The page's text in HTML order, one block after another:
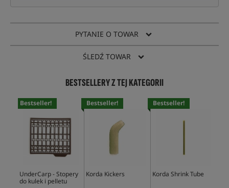
PYTANIE O TOWAR
ŚLEDŹ TOWAR
BESTSELLERY Z TEJ KATEGORII
Bestseller!
UnderCarp - Stopery
do kulek i pelletu
Bestseller!
Korda Kickers
Bestseller!
Korda Shrink Tube